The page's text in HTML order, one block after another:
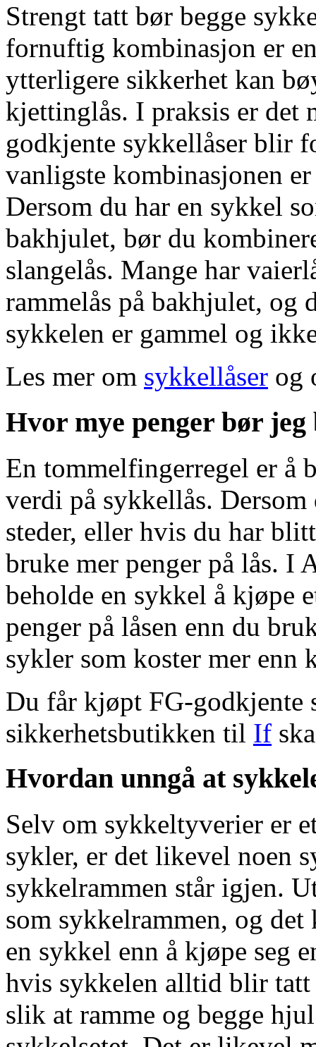
Strengt tatt bør begge
fornuftig kombinasjon er
ytterligere sikkerhet kan
kjettinglås. I praksis er det
godkjente sykkellåser blir
vanligste kombinasjonen
Dersom du har en sykkel
bakhjulet, bør du
slangelås. Mange har
rammelås på bakhjulet, og
sykkelen er gammel og
Les mer om sykkellåser og
Hvor mye penger bør jeg
En tommelfingerregel er å
verdi på sykkellås.
steder, eller hvis du har
bruke mer penger på lås. I
beholde en sykkel å kjøpe
penger på låsen enn du
sykler som koster mer enn
Du får kjøpt FG-godkjente
sikkerhetsbutikken til If
Hvordan unngå at
Selv om sykkeltyverier er
sykler, er det likevel noen
sykkelrammen står igjen.
som sykkelrammen, og
en sykkel enn å kjøpe seg
hvis sykkelen alltid blir tatt
slik at ramme og begge